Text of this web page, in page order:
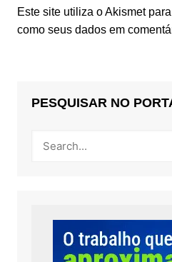
Este site utiliza o Akismet
como seus dados em
PESQUISAR NO